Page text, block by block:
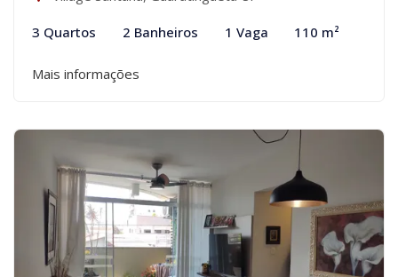
3 Quartos 2 Banheiros 1 Vaga 110 m²
Mais informações